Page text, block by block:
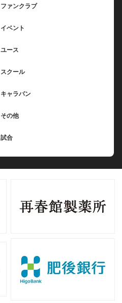
ファンクラブ
イベント
ユース
スクール
キャラバン
その他
試合